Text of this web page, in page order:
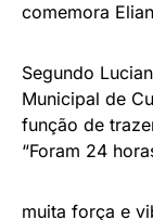
comemora
Segundo
Municipal de
função de
“Foram 24
muita força e